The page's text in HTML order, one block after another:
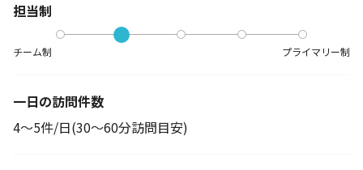
担当制
チーム制 プライマリー制
一日の訪問件数
4～5件/日(30～60分訪問目安)